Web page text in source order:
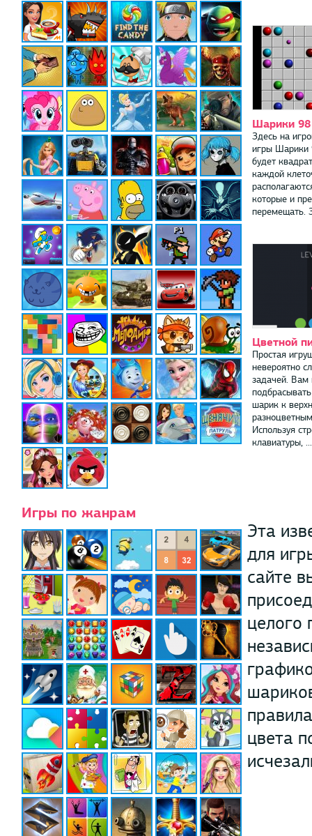
Игры по жанрам
Шарики
Здесь на
игры Шарики
будет
каждой
которые и
перемещать.
Цветной
Простая
невероятно
задачей. Вам
шарик к
Используя
клавиатуры, ...
Эта
для
сайте
целого
цвета